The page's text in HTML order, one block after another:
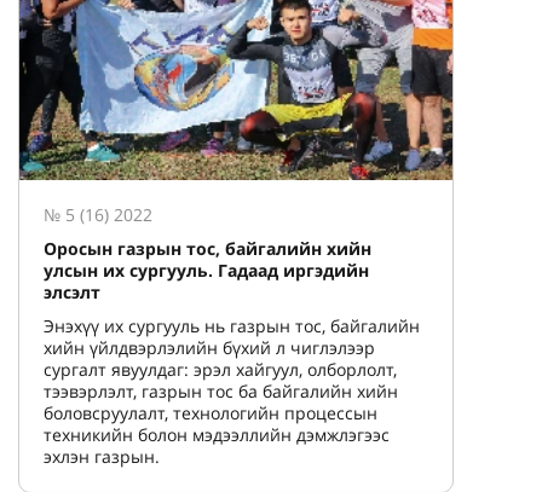
№ 5 (16) 2022
Оросын газрын тос, байгалийн хийн
улсын их сургууль. Гадаад иргэдийн
элсэлт
Энэхүү их сургууль нь газрын тос, байгалийн
хийн үйлдвэрлэлийн бүхий л чиглэлээр
сургалт явуулдаг: эрэл хайгуул, олборлолт,
тээвэрлэлт, газрын тос ба байгалийн хийн
боловсруулалт, технологийн процессын
техникийн болон мэдээллийн дэмжлэгээс
эхлэн газрын.